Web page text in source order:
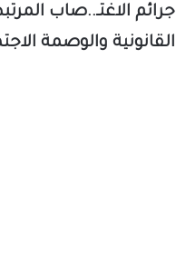
جرائم الاغتـ..صاب
القانونية والوصمة